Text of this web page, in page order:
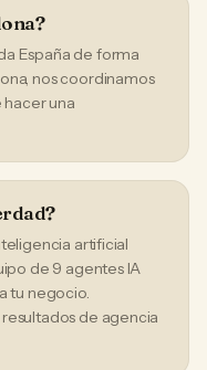
España de forma
nos coordinamos
hacer una
artificial
de 9 agentes IA
tu negocio.
de agencia